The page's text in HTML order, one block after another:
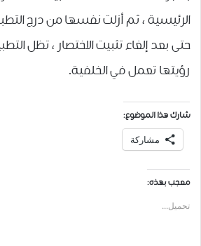
الرئيسية ، ثم أزلت نفسها من درج
حتى بعد إلغاء تثبيت الاختصار ، تظل
رؤيتها تعمل في الخلفية.
شارك هذا الموضوع:
مشاركة
معجب بهذه:
تحميل...